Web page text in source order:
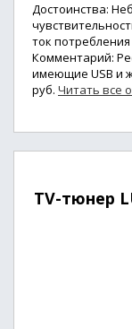
Достоинства:
ток
Комментарий:
имеющие USB и
руб. Читать все
TV-тюнер